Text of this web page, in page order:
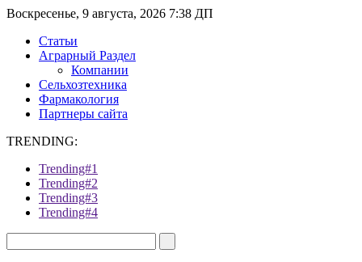
Воскресенье, 9 августа, 2026 7:38 ДП
Статьи
Аграрный Раздел
Компании
Сельхозтехника
Фармакология
Партнеры сайта
TRENDING:
Trending#1
Trending#2
Trending#3
Trending#4